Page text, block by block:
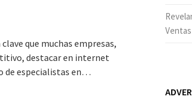
que muchas empresas,
destacar en internet
de especialistas en…
Ventas